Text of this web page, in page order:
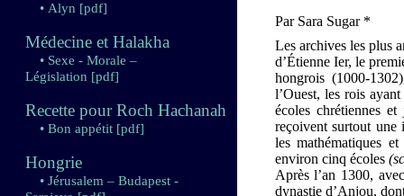
• Alyn [pdf]
Médecine et Halakha
• Sexe - Morale –
Législation [pdf]
Recette pour Roch Hachanah
• Bon appétit [pdf]
Hongrie
• Jérusalem – Budapest -
Par Sara Sugar *
Les archives les plus
d’Étienne Ier, le
hongrois (1000-
l’Ouest, les rois
écoles chrétiennes
reçoivent surtout une
les mathématiques
environ cinq écoles
Après l’an 1300,
dynastie d’Anjou,